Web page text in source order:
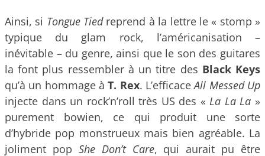
Ainsi, si Tongue Tiedreprend à la lettre le « stomp »
typique du glam rock, l’américanisation –
inévitable – du genre, ainsi que le son des guitares
la font plus ressembler à un titre des Black Keys
qu’à un hommage àT. Rex. L’efficaceAll Messed Up
injecte dans un rock’n’roll très US des «La La La »
purement bowien, ce qui produit une sorte
d’hybride pop monstrueux mais bien agréable. La
joliment pop She Don’t Care, qui aurait pu être